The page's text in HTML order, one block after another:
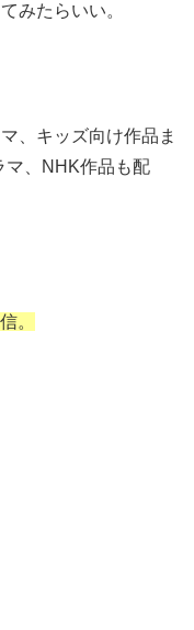
みたらいい。
、キッズ向け作品ま
マ、NHK作品も配
。